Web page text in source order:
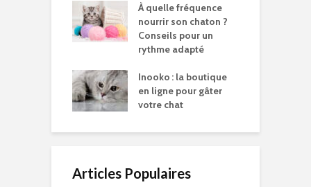
À quelle fréquence
nourrir son chaton ?
Conseils pour un
rythme adapté
Inooko : la boutique
en ligne pour gâter
votre chat
Articles Populaires